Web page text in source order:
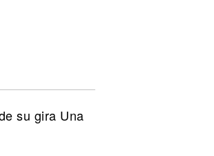
su gira Una